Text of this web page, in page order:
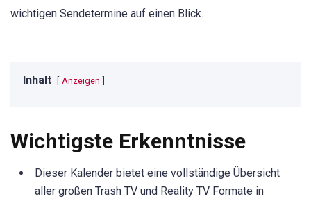
wichtigen Sendetermine auf einen Blick.
Inhalt Anzeigen
Wichtigste Erkenntnisse
Dieser Kalender bietet eine vollständige Übersicht
aller großen Trash TV und Reality TV Formate in